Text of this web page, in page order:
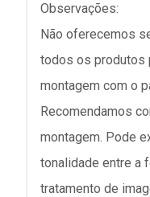
Observações:
Não oferecemos
todos os produtos
montagem com o
Recomendamos
montagem. Pode
tonalidade entre a
tratamento de